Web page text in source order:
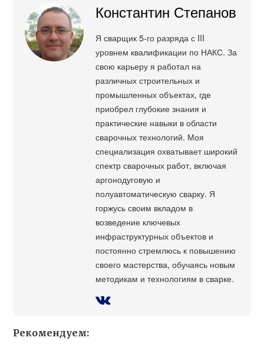
Константин Степанов
Я сварщик 5-го разряда с III
уровнем квалификации по НАКС. За
свою карьеру я работал на
различных строительных и
промышленных объектах, где
приобрел глубокие знания и
практические навыки в области
сварочных технологий. Моя
специализация охватывает широкий
спектр сварочных работ, включая
аргонодуговую и
полуавтоматическую сварку. Я
горжусь своим вкладом в
возведение ключевых
инфраструктурных объектов и
постоянно стремлюсь к повышению
своего мастерства, обучаясь новым
методикам и технологиям в сварке.
Рекомендуем: